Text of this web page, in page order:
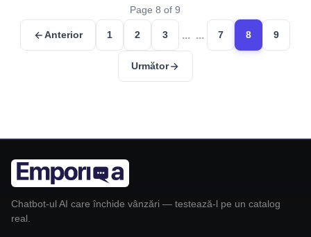
Page 8 of 9
Anterior 1 2 3 ... ... 7 8 9
Următor
Chatbot-ul AI care închide vânzări — testează-l pe un catalog
real.